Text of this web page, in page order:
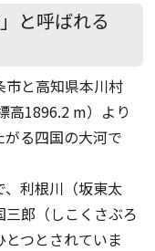
と呼ばれる
市と高知県本川村
高1896.2 m）より
る四国の大河で
利根川（坂東太
郎（しこくさぶろ
つとされていま